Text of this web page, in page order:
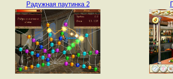
Радужная паутинка 2